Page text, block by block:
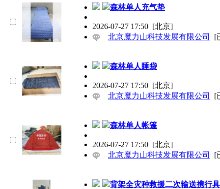
森林单人充气垫
2026-07-27 17:50 [北京]
北京魔力山科技发展有限公司
[
森林单人睡袋
2026-07-27 17:50 [北京]
北京魔力山科技发展有限公司
[
森林单人帐篷
2026-07-27 17:50 [北京]
北京魔力山科技发展有限公司
[
背架全灾种救援二次输送携行具